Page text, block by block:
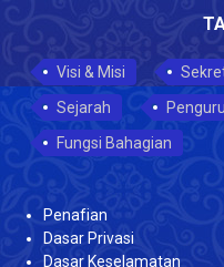
Visi & Misi
Sejarah
Fungsi Bahagian
Penafian
Dasar Privasi
Dasar Keselamatan